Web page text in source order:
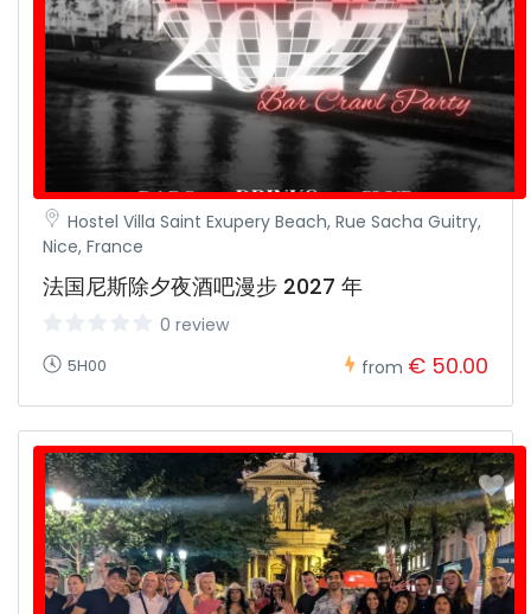
Hostel Villa Saint Exupery Beach, Rue Sacha Guitry,
Nice, France
法国尼斯除夕夜酒吧漫步 2027 年
0 review
5H00 from € 50.00